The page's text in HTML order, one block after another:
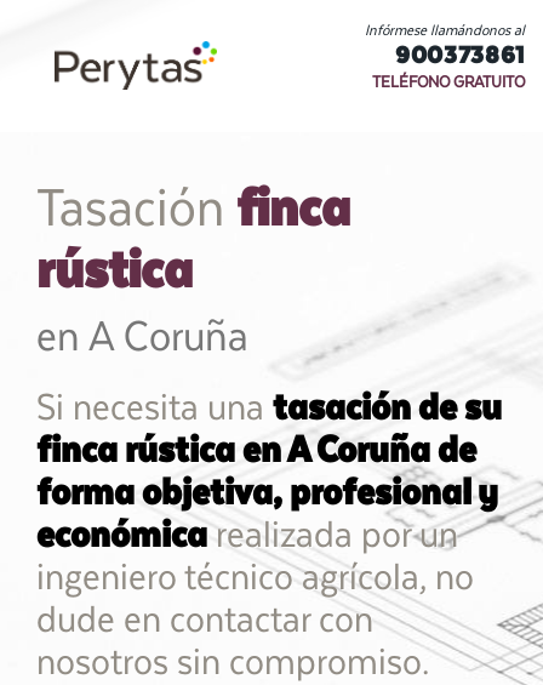
Infórmese llamándonos al
900373861
TELÉFONO GRATUITO
Tasación finca
rústica
en A Coruña
Si necesita una tasación de su
finca rústica en A Coruña de
forma objetiva, profesional y
económicarealizada por un
ingeniero técnico agrícola, no
dude en contactar con
nosotros sin compromiso.